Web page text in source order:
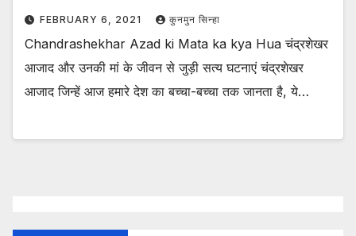
FEBRUARY 6, 2021 कुनमुन सिन्हा
Chandrashekhar Azad ki Mata ka kya Hua चंद्रशेखर
आजाद और उनकी मां के जीवन से जुड़ी सत्य घटनाएं चंद्रशेखर
आजाद जिन्हें आज हमारे देश का बच्चा-बच्चा तक जानता है, ये…